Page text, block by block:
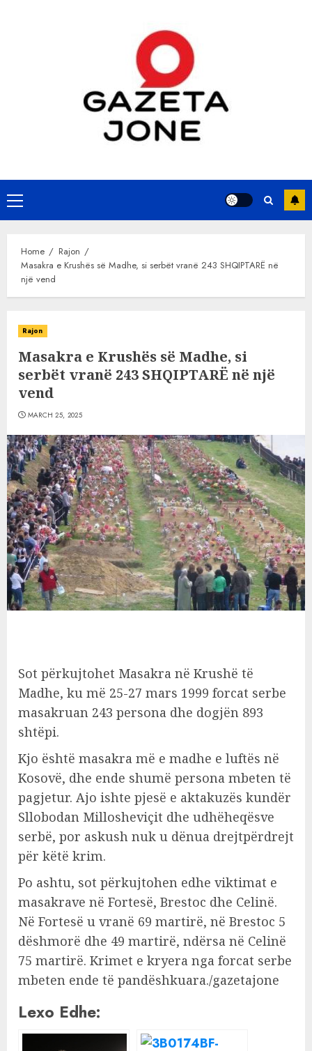
Primary
Menu
Home
Rajon
Masakra e Krushës së Madhe, si serbët vranë 243 SHQIPTARË në
një vend
Rajon
Masakra e Krushës së Madhe, si
serbët vranë 243 SHQIPTARË në një
vend
MARCH 25, 2025
Sot përkujtohet Masakra në Krushë të
Madhe, ku më 25-27 mars 1999 forcat serbe
masakruan 243 persona dhe dogjën 893
shtëpi.
Kjo është masakra më e madhe e luftës në
Kosovë, dhe ende shumë persona mbeten të
pagjetur. Ajo ishte pjesë e aktakuzës kundër
Sllobodan Millosheviçit dhe udhëheqësve
serbë, por askush nuk u dënua drejtpërdrejt
për këtë krim.
Po ashtu, sot përkujtohen edhe viktimat e
masakrave në Fortesë, Brestoc dhe Celinë.
Në Fortesë u vranë 69 martirë, në Brestoc 5
dëshmorë dhe 49 martirë, ndërsa në Celinë
75 martirë. Krimet e kryera nga forcat serbe
mbeten ende të pandëshkuara./gazetajone
Lexo Edhe: